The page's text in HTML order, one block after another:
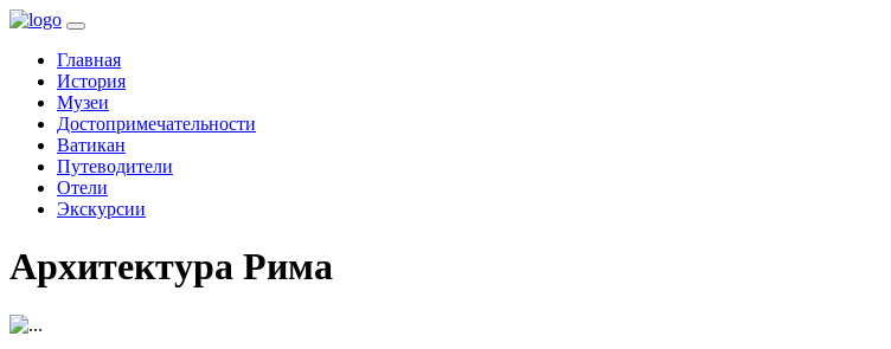
Главная(current)
История
Музеи
Достопримечательности
Ватикан
Путеводители
Отели
Экскурсии
Архитектура Рима